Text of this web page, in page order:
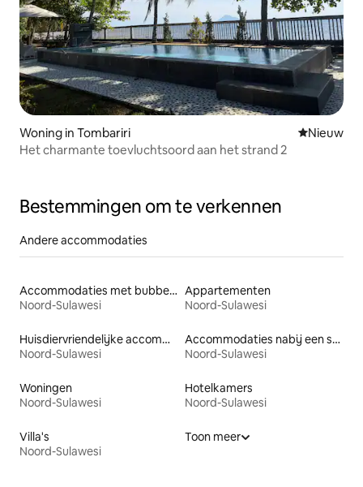
Woning in Tombariri Nieuwe
Nieuw
Het charmante toevluchtsoord aan het strand 2
Bestemmingen om te verkennen
Andere accommodaties
Accommodaties met bubbelbad
Noord-Sulawesi
Appartementen
Noord-Sulawesi
Huisdiervriendelijke accommodaties
Noord-Sulawesi
Accommodaties nabij een strand
Noord-Sulawesi
Woningen
Noord-Sulawesi
Hotelkamers
Noord-Sulawesi
Villa's
Noord-Sulawesi
Toon meer